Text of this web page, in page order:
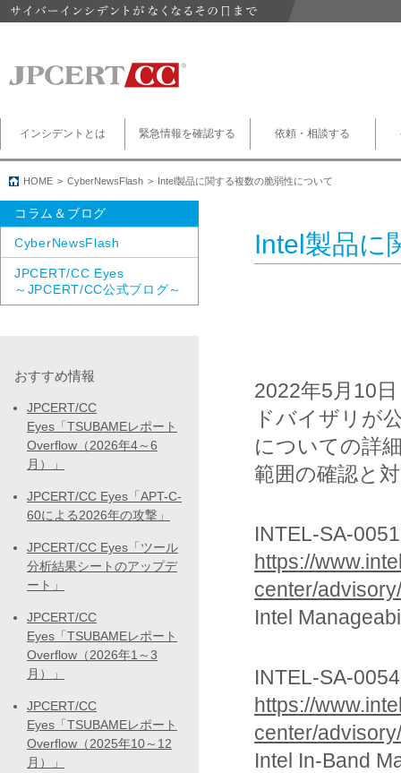
インシデントとは 緊急情報を確認する 依頼・相談する
HOME CyberNewsFlash Intel製品に関する複数の脆弱性について
Intel製品に
2022年5月10
ドバイザリが
についての詳
範囲の確認と
INTEL-SA-
https://
center/
Intel
INTEL-SA-
https://
center/
Intel In-Band
コラム＆ブログ
CyberNewsFlash
JPCERT/CC Eyes
～JPCERT/CC公式ブログ～
おすすめ情報
JPCERT/CC
Eyes「TSUBAMEレポート
Overflow（2026年4～6
月）」
JPCERT/CC Eyes「APT-C-
60による2026年の攻撃」
JPCERT/CC Eyes「ツール
分析結果シートのアップデ
ート」
JPCERT/CC
Eyes「TSUBAMEレポート
Overflow（2026年1～3
月）」
JPCERT/CC
Eyes「TSUBAMEレポート
Overflow（2025年10～12
月）」